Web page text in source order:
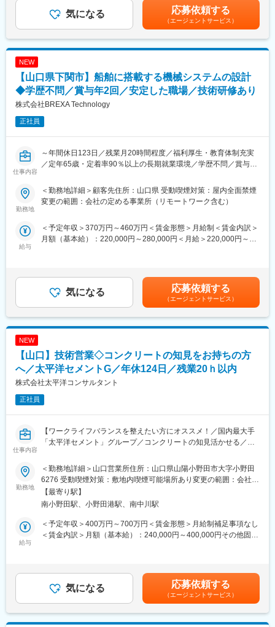
変更の範囲：会社の定める業務
ウトを設計していくので、他部署との調整も頻繁に行いながら製
品の図面を作成していただきます。
■当社だからこそ実現できるエンジニアとしての未来がある：
＜お取引社数3,900社＞
当社独占のプロジェクトも多数あり、当社だからこそ挑戦できる
仕事があります。
＜FA制度＞
エンジニアの方を対象に社内でのキャリアチェンジを支援する制
度です。
転職をする必要なく、社内での新しいキャリアを形成し、貴方の
■働く環境：
◎定年：65歳（その後も契約社員として継続可能）
◎福利厚生：家賃補助制度、資格取得支援、家族手当あり
■スキルアップ支援体制：
・24時間365日好きな時間に技術系動画や勉強が可能です。
て給与UPが行われる仕組みです。
・専門教育機関で技術取得が目指せます。
変更の範囲：会社の定める業務
給：年1回（4月）賃金はあくまでも目安の金額であり、選考を通
じて上下する可能性があります。月給(月額)は固定手当を含めた表
記です。
気になる 応募依頼する
（エージェントサービス）
NEW
【山口県下関市】船舶に搭載する機械システムの設計
◆学歴不問／賞与年2回／安定した職場／技術研修あり
株式会社BREXA Technology
正社員
仕事内容
～年間休日123日／残業月20時間程度／福利厚生・教育体制充実
／定年65歳・定着率90％以上の長期就業環境／学歴不問／賞与年
■業務概要：
■業務詳細：
・設計用エレベーターや発着点におけるはしご関連などの機械シ
■当社だからこそ実現できるエンジニアとしての未来がある：
＜お取引社数3,900社＞
同業他社と比較をしても圧倒的なお取引社数を誇る当社。
当社独占のプロジェクトも多数あり、当社だからこそ挑戦できる
仕事があります。
エンジニアの方を対象に社内でのキャリアチェンジを支援する制
度です。
転職をする必要なく、社内での新しいキャリアを形成し、貴方の
エンジニアとしての可能性を広げる事が可能です。
■働く環境：
◎全社月平均残業時間：約20時間
◎定年：65歳（その後も契約社員として継続可能）
■スキルアップ支援体制：
・24時間365日好きな時間に技術系動画や勉強が可能です。
・Zoomにて技術研修を月数回開催。プログラミングや設計など幅
広いトピックスを用意しています。
て給与UPが行われる仕組みです。
・専門教育機関で技術取得が目指せます。
勤務地
＜勤務地詳細＞顧客先住所：山口県 受動喫煙対策：屋内全面禁煙
変更の範囲：会社の定める事業所（リモートワーク含む）
給与
＜予定年収＞370万円～460万円＜賃金形態＞月給制＜賃金内訳＞
月額（基本給）：220,000円～280,000円＜月給＞220,000円～
給：年1回（4月）賃金はあくまでも目安の金額であり、選考を通
じて上下する可能性があります。月給(月額)は固定手当を含めた表
記です。
気になる 応募依頼する
（エージェントサービス）
NEW
【山口】技術営業◇コンクリートの知見をお持ちの方
へ／太平洋セメントG／年休124日／残業20ｈ以内
株式会社太平洋コンサルタント
正社員
仕事内容
【ワークライフバランスを整えたい方にオススメ！／国内最大手
「太平洋セメント」グループ／コンクリートの知見活かせる／長
程度／WLB◎】
■業務内容：
総資産1兆円のセメント業界最大手「太平洋セメント」グループ傘
下のコンサルティング企業である当社において、主にコンクリー
トに係る試験・分析・調査・評価・測定に関する営業、顧客への
提案、コンサルティングをお任せします。
様々な顧客のニーズに沿って幅広い提案ができることが最大の魅
力となります。
顧客先は、建設会社、大手ゼネコン、設計事務所等であり、顧客
勤務地
＜勤務地詳細＞山口営業所住所：山口県山陽小野田市大字小野田
6276 受動喫煙対策：敷地内喫煙可能場所あり変更の範囲：会社の
定める事業所
【最寄り駅】
南小野田駅、小野田港駅、南中川駅
給与
＜予定年収＞400万円～700万円＜賃金形態＞月給制補足事項なし
＜賃金内訳＞月額（基本給）：240,000円～400,000円その他固定
賞与：年2回（過去実績2.7～3.7ヶ月分） 賃金はあくまでも目安の
金額であり、選考を通じて上下する可能性があります。月給(月額)
は固定手当を含めた表記です。
気になる 応募依頼する
（エージェントサービス）